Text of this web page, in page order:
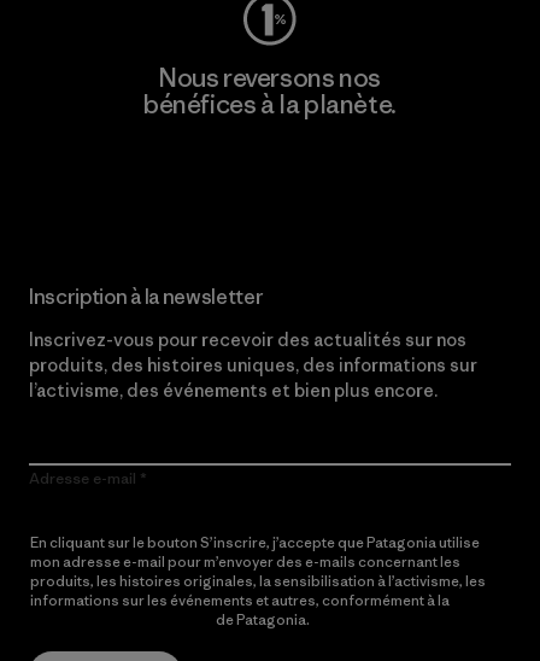
Nous reversons nos
bénéfices à la planète.
Inscription à la newsletter
Inscrivez-vous pour recevoir des actualités sur nos
produits, des histoires uniques, des informations sur
l’activisme, des événements et bien plus encore.
Adresse e-mail
En cliquant sur le bouton S’inscrire, j’accepte que Patagonia utilise
mon adresse e-mail pour m’envoyer des e-mails concernant les
produits, les histoires originales, la sensibilisation à l’activisme, les
informations sur les événements et autres, conformément à la
de Patagonia.